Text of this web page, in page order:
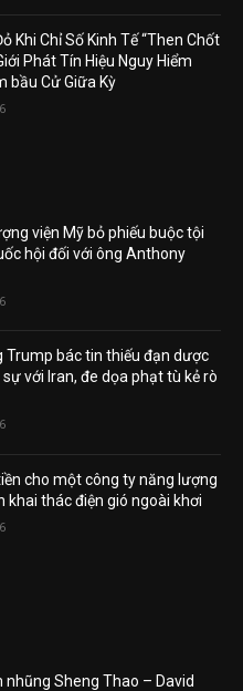
Khi Chỉ Số Kinh Tế “Then Chốt
Phát Tín Hiệu Nguy Hiểm
bầu Cử Giữa Kỳ
viện Mỹ bỏ phiếu buộc tội
hội đối với ông Anthony
Trump bác tin thiếu đạn dược
với Iran, đe dọa phạt tù kẻ rò
cho một công ty năng lượng
khai thác điện gió ngoài khơi
nhũng Sheng Thao – David